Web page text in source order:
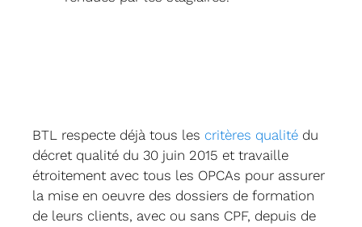
BTL respecte déjà tous les critères qualitédu
décret qualité du 30 juin 2015 et travaille
étroitement avec tous les OPCAs pour assurer
la mise en oeuvre des dossiers de formation
de leurs clients, avec ou sans CPF, depuis de